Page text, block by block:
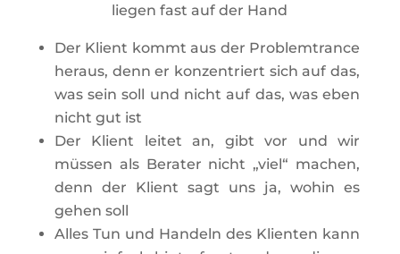
liegen fast auf der Hand
Der Klient kommt aus der Problemtrance
heraus, denn er konzentriert sich auf das,
was sein soll und nicht auf das, was eben
nicht gut ist
Der Klient leitet an, gibt vor und wir
müssen als Berater nicht „viel“ machen,
denn der Klient sagt uns ja, wohin es
gehen soll
Alles Tun und Handeln des Klienten kann